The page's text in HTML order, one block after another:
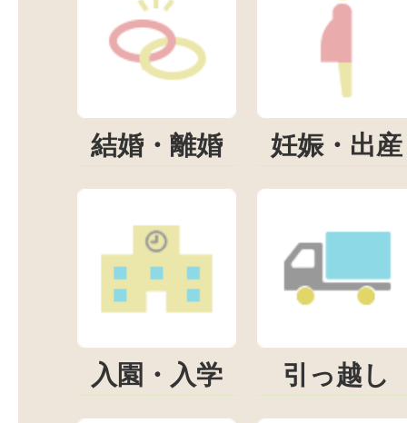
結婚・離婚 妊娠・出産
入園・入学 引っ越し